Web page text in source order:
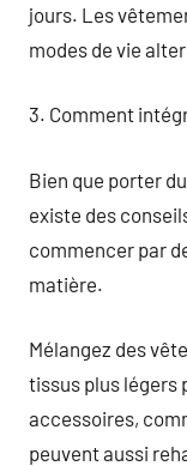
jours. Les
modes de vie
3. Comment
Bien que porter
existe des
commencer par
matière.
Mélangez des
tissus plus légers
accessoires,
peuvent aussi